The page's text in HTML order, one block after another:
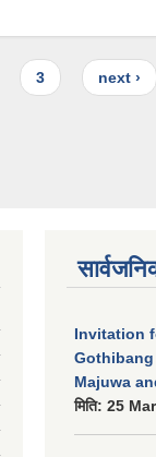
3 next ›
Invitation
Majuwa
मिति: 25